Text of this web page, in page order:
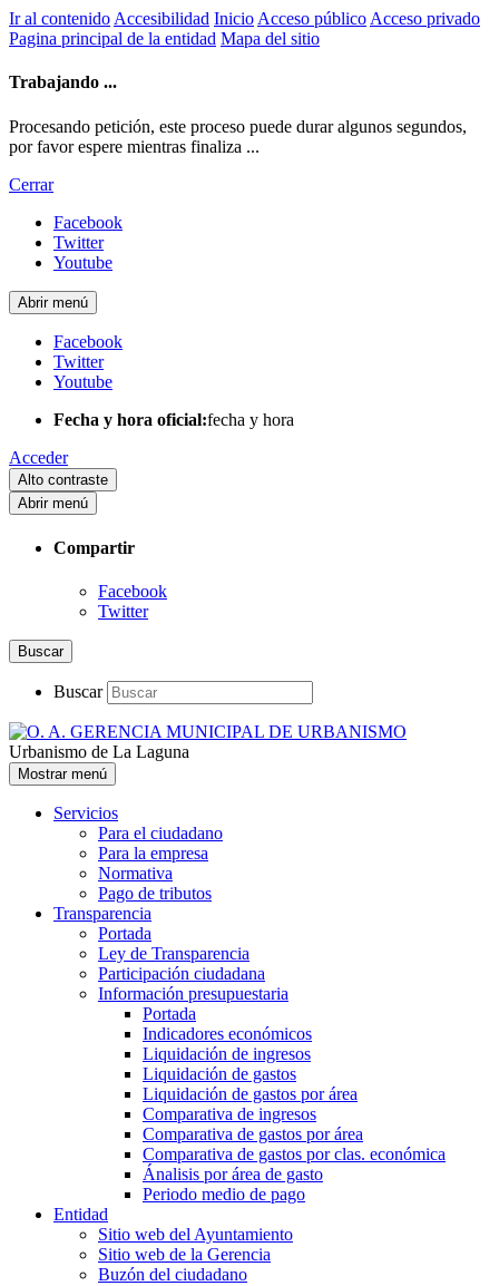
Ir al contenido Accesibilidad Inicio Acceso público Acceso privado
Pagina principal de la entidad Mapa del sitio
Trabajando ...
Procesando petición, este proceso puede durar algunos segundos,
por favor espere mientras finaliza ...
Cerrar
Facebook
Twitter
Youtube
Abrir menú
Facebook
Twitter
Youtube
Fecha y hora oficial:fecha y hora
Acceder
Alto contraste
Abrir menú
Compartir
Facebook
Twitter
Buscar
Buscar
Urbanismo de La Laguna
Mostrar menú
Servicios
Para el ciudadano
Para la empresa
Normativa
Pago de tributos
Transparencia
Portada
Ley de Transparencia
Participación ciudadana
Información presupuestaria
Portada
Indicadores económicos
Liquidación de ingresos
Liquidación de gastos
Liquidación de gastos por área
Comparativa de ingresos
Comparativa de gastos por área
Comparativa de gastos por clas. económica
Ánalisis por área de gasto
Periodo medio de pago
Entidad
Sitio web del Ayuntamiento
Sitio web de la Gerencia
Buzón del ciudadano